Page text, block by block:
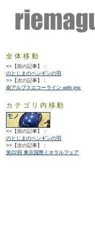
全体移動
<<【前の記事】：
のとじまのペンギンの羽
>>【次の記事】：
南アルプスエコーライン with jmc
カテゴリ内移動
<<【前の記事】：
のとじまのペンギンの羽
>>【次の記事】：
第22回 東京国際ミネラルフェア